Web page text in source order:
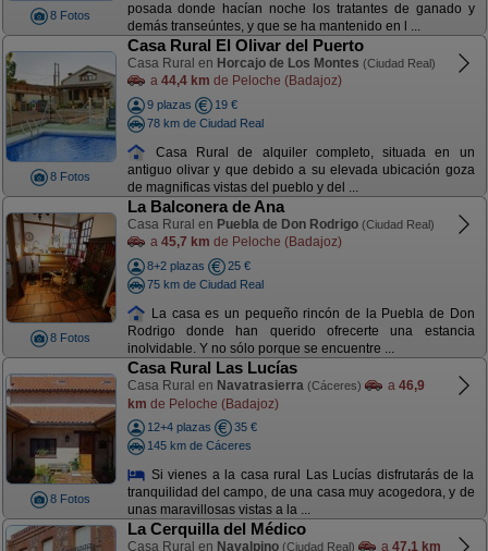
8 Fotos
posada donde hacían noche los tratantes de ganado y
demás transeúntes, y que se ha mantenido en l ...
8 Fotos
Casa Rural El Olivar del Puerto
Casa Rural en Horcajo de Los Montes (Ciudad Real)
a 44,4 km de Peloche (Badajoz)
9 plazas
19 €
78 km de Ciudad Real
Casa Rural de alquiler completo, situada en un
antiguo olivar y que debido a su elevada ubicación goza
de magnificas vistas del pueblo y del ...
8 Fotos
La Balconera de Ana
Casa Rural en Puebla de Don Rodrigo (Ciudad Real)
a 45,7 km de Peloche (Badajoz)
8+2 plazas
25 €
75 km de Ciudad Real
La casa es un pequeño rincón de la Puebla de Don
Rodrigo donde han querido ofrecerte una estancia
inolvidable. Y no sólo porque se encuentre ...
8 Fotos
Casa Rural Las Lucías
Casa Rural en Navatrasierra (Cáceres) a 46,9
km de Peloche (Badajoz)
12+4 plazas
35 €
145 km de Cáceres
Si vienes a la casa rural Las Lucías disfrutarás de la
tranquilidad del campo, de una casa muy acogedora, y de
unas maravillosas vistas a la ...
La Cerquilla del Médico
Casa Rural en Navalpino (Ciudad Real) a 47,1 km